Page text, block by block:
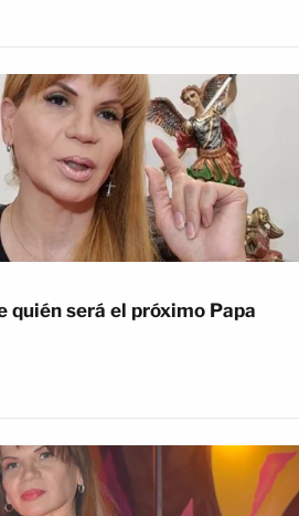
quién será el próximo Papa